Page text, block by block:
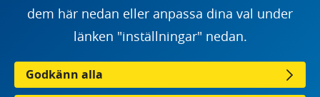
dem här nedan eller anpassa dina val under
länken "inställningar" nedan.
Godkänn alla